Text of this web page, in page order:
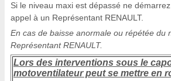
Si le niveau maxi est dépassé ne
appel à un Représentant RENAULT.
En cas de baisse anormale ou répétée du
Représentant RENAULT.
Lors des interventions sous le
motoventilateur peut se mettre en